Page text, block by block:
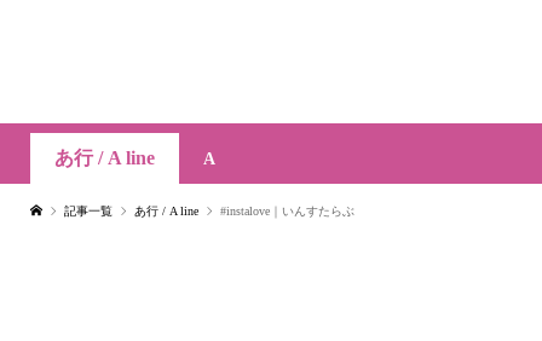
あ行 / A line A
記事一覧 あ行 / A line #instalove｜いんすたらぶ